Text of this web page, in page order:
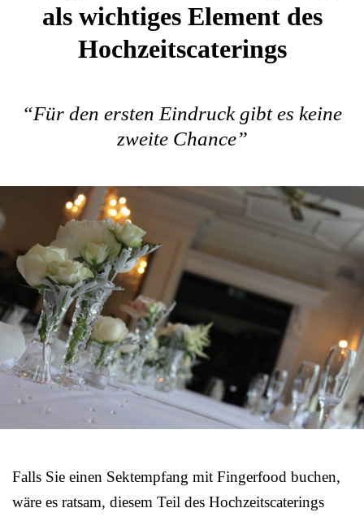
als wichtiges Element des
Hochzeitscaterings
“Für den ersten Eindruck gibt es keine
zweite Chance”
Falls Sie einen Sektempfang mit Fingerfood buchen,
wäre es ratsam, diesem Teil des Hochzeitscaterings